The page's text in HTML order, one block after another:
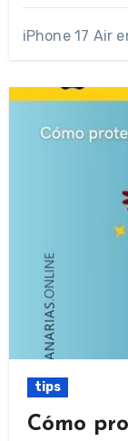
iPhone 17 Air
tips
Cómo